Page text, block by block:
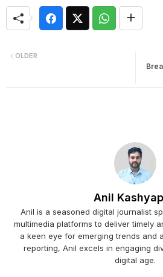
OLDER
Anil Kashyap
Anil is a seasoned digital journalist
multimedia platforms to deliver timely
a keen eye for emerging trends and
reporting, Anil excels in engaging
digital age.